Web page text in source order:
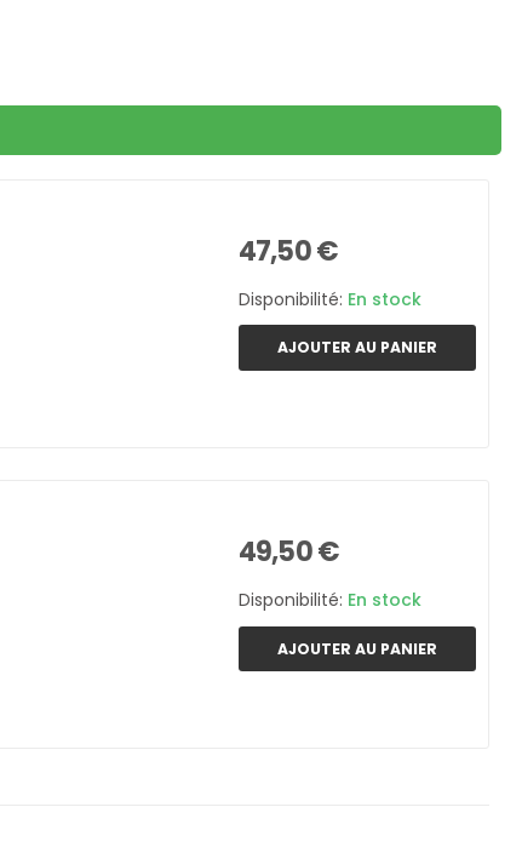
47,50 €
Disponibilité: En stock
AJOUTER AU PANIER
49,50 €
Disponibilité: En stock
AJOUTER AU PANIER